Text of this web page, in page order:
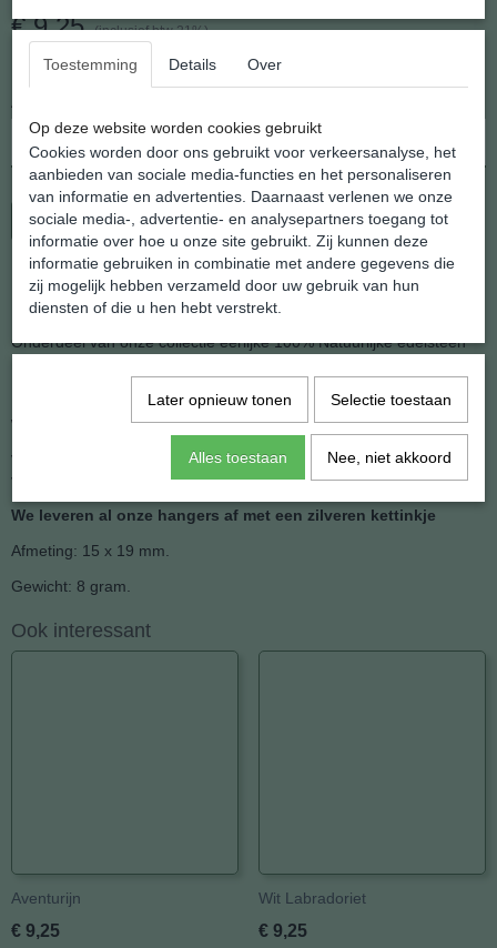
€ 9,25 (inclusief btw 21%)
Op voorraad- Levertijd 2 - 3 werkdagen
In winkelwagen
Blauw Calciet Gezondheids Hanger
Onderdeel van onze collectie eerlijke 100% Natuurlijke edelsteen
De stenen zijn getrommeld en ingeboord voor een hangeroogje,
wat ook de reden is dat elke hanger kan afwijken
ven de foto qua kleur, vorm of tekening. De natuur is niet in een
vormpje te persen.
We leveren al onze hangers af met een zilveren kettinkje
Afmeting: 15 x 19 mm.
Gewicht: 8 gram.
Ook interessant
Aventurijn
€ 9,25
Wit Labradoriet
€ 9,25
Toestemming Details Over
Op deze website worden cookies gebruikt
Cookies worden door ons gebruikt voor verkeersanalyse, het
aanbieden van sociale media-functies en het personaliseren
van informatie en advertenties. Daarnaast verlenen we onze
sociale media-, advertentie- en analysepartners toegang tot
informatie over hoe u onze site gebruikt. Zij kunnen deze
informatie gebruiken in combinatie met andere gegevens die
zij mogelijk hebben verzameld door uw gebruik van hun
diensten of die u hen hebt verstrekt.
Later opnieuw tonen Selectie toestaan
Alles toestaan Nee, niet akkoord